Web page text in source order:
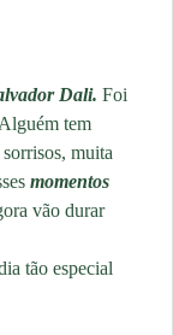
Dali. Foi
tem
muita
momentos
vão durar
tão especial